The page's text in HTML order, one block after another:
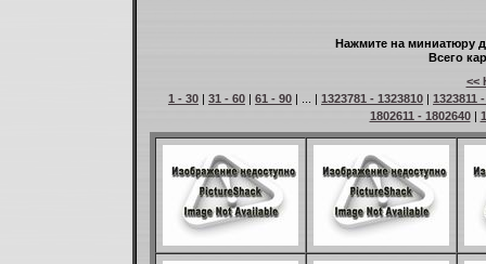
Нажмите на миниатюру
Всего
<<
1 - 30 | 31 - 60 | 61 - 90 | ... | 1323781 - 1323810 | 1323811
1802611 - 1802640|